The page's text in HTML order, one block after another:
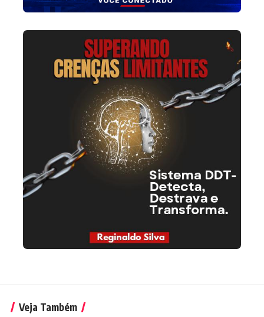
Veja Também